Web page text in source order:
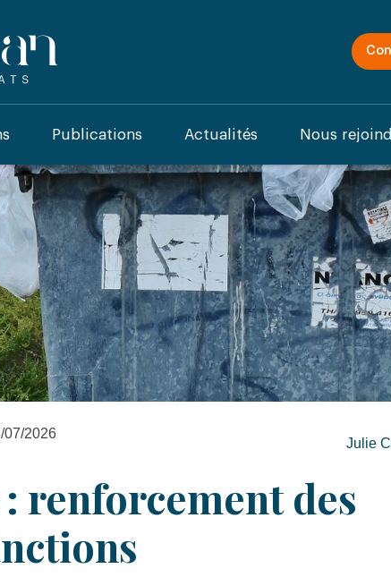
Publications Actualités Nous
07/2026
Julie
renforcement des